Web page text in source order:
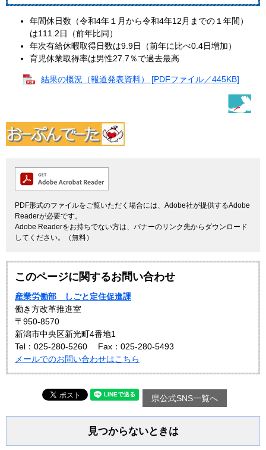
年間休日数（令和4年１月から令和4年12月までの１年間）
は111.2日（前年比同）
年次有給休暇取得日数は9.9日（前年に比べ0.4日増加）
育児休業取得率は男性27.7％で過去最高
結果の概況（報道発表資料） [PDFファイル／445KB]
PDF形式のファイルをご覧いただく場合には、Adobe社が提供するAdobe
Readerが必要です。
Adobe Readerをお持ちでない方は、バナーのリンク先からダウンロード
してください。（無料）
このページに関するお問い合わせ
産業労働部 しごと定住促進課
働き方改革推進室
〒950-8570
新潟市中央区新光町4番地1
Tel：025-280-5260
Fax：025-280-5493
メールでのお問い合わせはこちら
県公式SNS一覧へ
見つからないときは